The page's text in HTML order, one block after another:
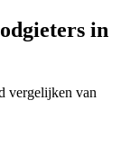
in
vergelijken van